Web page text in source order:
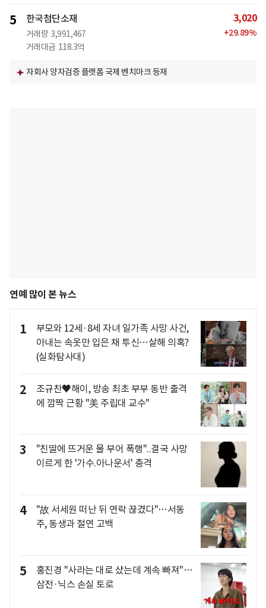
5 한국첨단소재
거래량 3,991,467
거래대금 118.3억
3,020
+29.89%
자회사 양자검증 플랫폼 국제 벤치마크 등재
연예 많이 본 뉴스
1
부모와 12세·8세 자녀 일가족 사망 사건,
아내는 속옷만 입은 채 투신…살해 의혹?
(실화탐사대)
2
조규찬♥해이, 방송 최초 부부 동반 출격
에 깜짝 근황 "美 주립대 교수"
3
"친딸에 뜨거운 물 부어 폭행"..결국 사망
이르게 한 '가수.아나운서' 충격
4
"故 서세원 떠난 뒤 연락 끊겼다"…서동
주, 동생과 절연 고백
5
홍진경 "사라는 대로 샀는데 계속 빠져"…
삼전·닉스 손실 토로